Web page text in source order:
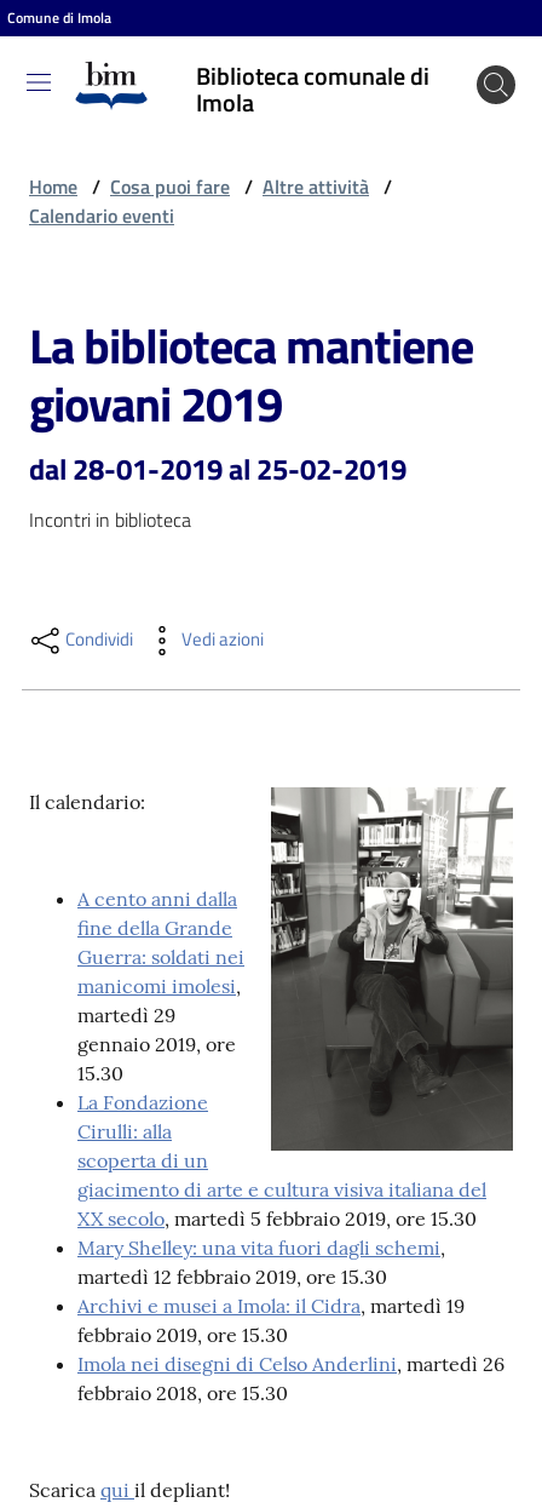
Vai al contenuto
Vai alla navigazione
Vai al footer
Comune di Imola
Biblioteca comunale di
Imola
Biblioteca
comunale
Cosa
puoi
fare
Scopri
Casa
Archivio
storico
Decentrate
lettura
Seguici
Home / Cosa puoi fare / Altre attività /
Calendario eventi
Salta al contenuto
La biblioteca mantiene
giovani 2019
dal 28-01-2019 al 25-02-2019
Incontri in biblioteca
Condividi Vedi azioni
Il calendario:
A cento anni dalla
fine della Grande
Guerra: soldati nei
manicomi imolesi,
martedì 29
gennaio 2019, ore
15.30
La Fondazione
Cirulli: alla
scoperta di un
giacimento di arte e cultura visiva italiana del
XX secolo, martedì 5 febbraio 2019, ore 15.30
Mary Shelley: una vita fuori dagli schemi,
martedì 12 febbraio 2019, ore 15.30
Archivi e musei a Imola: il Cidra, martedì 19
febbraio 2019, ore 15.30
Imola nei disegni di Celso Anderlini, martedì 26
febbraio 2018, ore 15.30
Scarica qui il depliant!